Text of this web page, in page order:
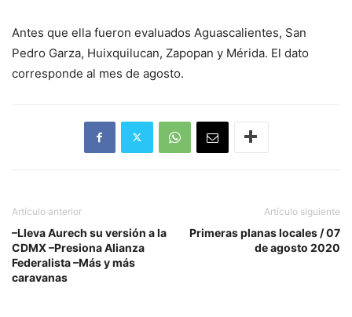
Antes que ella fueron evaluados Aguascalientes, San
Pedro Garza, Huixquilucan, Zapopan y Mérida. El dato
corresponde al mes de agosto.
Artículo anterior
–Lleva Aurech su versión a la
CDMX –Presiona Alianza
Federalista –Más y más
caravanas
Artículo siguiente
Primeras planas locales / 07
de agosto 2020